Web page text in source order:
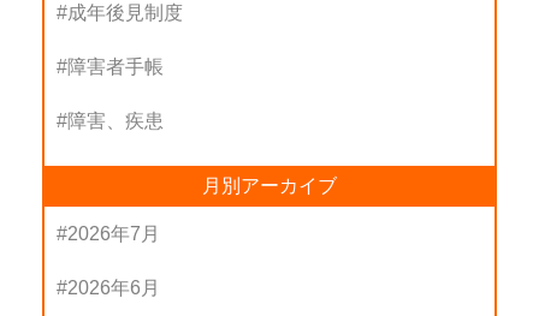
成年後見制度
障害者手帳
障害、疾患
月別アーカイブ
2026年7月
2026年6月